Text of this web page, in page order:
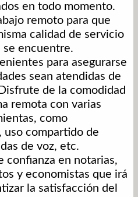
en todo momento.
remoto para que
calidad de servicio
encuentre.
para asegurarse
sean atendidas de
de la comodidad
remota con varias
como
compartido de
de voz, etc.
confianza en notarias,
y economistas que irá
la satisfacción del